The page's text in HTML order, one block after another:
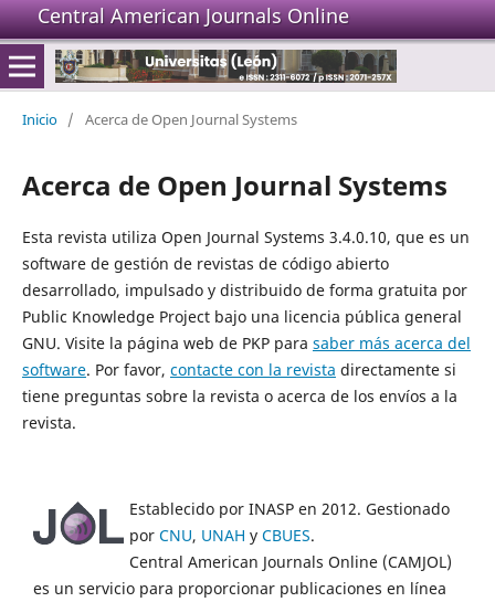
Central American Journals Online
Inicio / Acerca de Open Journal Systems
Acerca de Open Journal Systems
Esta revista utiliza Open Journal Systems 3.4.0.10, que es un
software de gestión de revistas de código abierto
desarrollado, impulsado y distribuido de forma gratuita por
Public Knowledge Project bajo una licencia pública general
GNU. Visite la página web de PKP para saber más acerca del
software. Por favor, contacte con la revista directamente si
tiene preguntas sobre la revista o acerca de los envíos a la
revista.
Establecido por INASP en 2012. Gestionado
por CNU, UNAH y CBUES.
Central American Journals Online (CAMJOL)
es un servicio para proporcionar publicaciones en línea